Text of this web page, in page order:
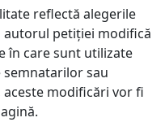
reflectă alegerile
autorul petiției modifică
în care sunt utilizate
semnatarilor sau
modificări vor fi